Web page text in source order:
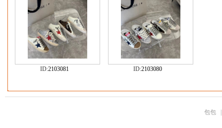
ID:2103081 ID:2103080
包包